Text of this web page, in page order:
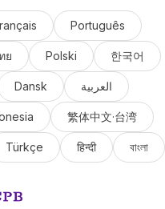
Português
ย Polski 한국어
Dansk العربية
繁体中文·台湾
Türkçe हिन्दी বাংলা